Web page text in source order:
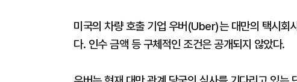
미국의 차량 호출 기업 우버(Uber)는 대만의 택시회
다. 인수 금액 등 구체적인 조건은 공개되지 않았다.